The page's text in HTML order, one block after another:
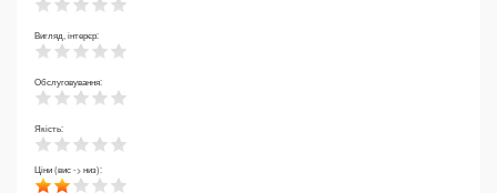
Вигляд, інтерєр:
Обслуговування:
Якість:
Ціни (вис -> низ):